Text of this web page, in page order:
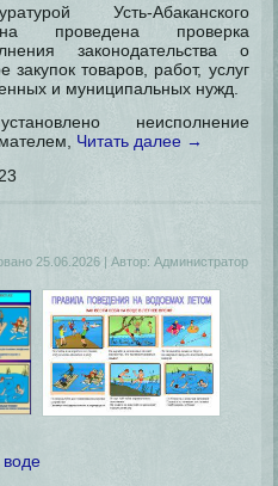
Усть-Абаканского
проведена проверка
законодательства о
закупок товаров, работ, услуг
и муниципальных нужд.
неисполнение
Читать далее →
23
25.06.2026| Автор: Администратор
воде